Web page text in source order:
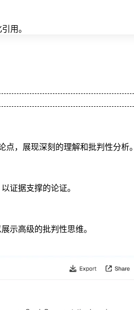
用。
，展现深刻的理解和批判性分析。
证据支撑的论证。
示高级的批判性思维。